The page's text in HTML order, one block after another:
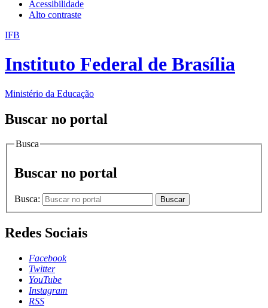
Acessibilidade
Alto contraste
IFB
Instituto Federal de Brasília
Ministério da Educação
Buscar no portal
Busca
Buscar no portal
Busca: Buscar
Redes Sociais
Facebook
Twitter
YouTube
Instagram
RSS